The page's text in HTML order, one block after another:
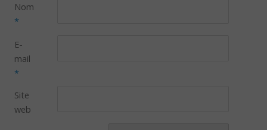
Nom
*
E-
mail
*
Site
web